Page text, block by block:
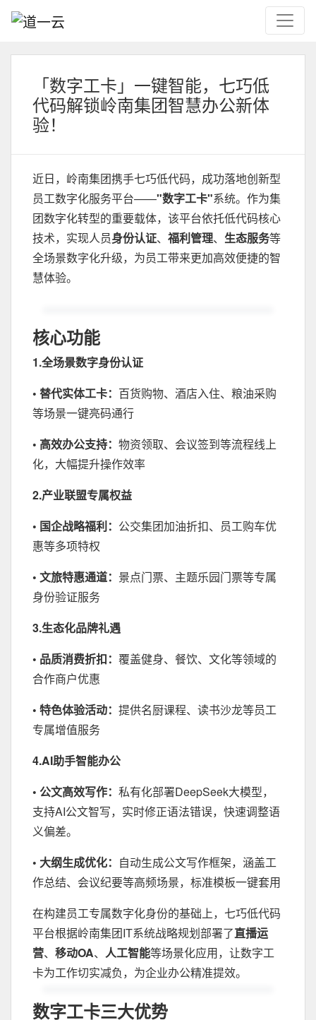
「数字工卡」一键智能，七巧低
代码解锁岭南集团智慧办公新体
验！
近日，岭南集团携手七巧低代码，成功落地创新型
员工数字化服务平台——"数字工卡"系统。作为集
团数字化转型的重要载体，该平台依托低代码核心
技术，实现人员身份认证、 福利管理、 生态服务等
全场景数字化升级，为员工带来更加高效便捷的智
慧体验。
核心功能
‌1.全场景数字身份认证
• 替代实体工卡： 百货购物、酒店入住、粮油采购
等场景一键亮码通行
• 高效办公支持： 物资领取、会议签到等流程线上
化，大幅提升操作效率
‌2.产业联盟专属权益
• 国企战略福利： 公交集团加油折扣、员工购车优
惠等多项特权
• 文旅特惠通道： 景点门票、主题乐园门票等专属
身份验证服务
‌3.生态化品牌礼遇
• 品质消费折扣： 覆盖健身、餐饮、文化等领域的
合作商户优惠
• 特色体验活动： 提供名厨课程、读书沙龙等员工
专属增值服务
4.AI助手智能办公
• 公文高效写作： 私有化部署DeepSeek大模型，
支持AI公文智写，实时修正语法错误，快速调整语
义偏差。
• 大纲生成优化： 自动生成公文写作框架，涵盖工
作总结、会议纪要等高频场景，标准模板一键套用
在构建员工专属数字化身份的基础上，七巧低代码
平台根据岭南集团IT系统战略规划部署了直播运
营、 移动OA、 人工智能等场景化应用，让数字工
卡为工作切实减负，为企业办公精准提效。
数字工卡三大优势